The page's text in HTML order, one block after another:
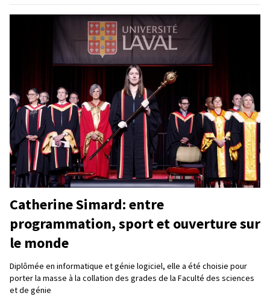
Catherine Simard: entre
programmation, sport et ouverture sur
le monde
Diplômée en informatique et génie logiciel, elle a été choisie pour
porter la masse à la collation des grades de la Faculté des sciences
et de génie